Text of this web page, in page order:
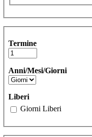
Termine
Anni/Mesi/Giorni
Liberi
Giorni Liberi